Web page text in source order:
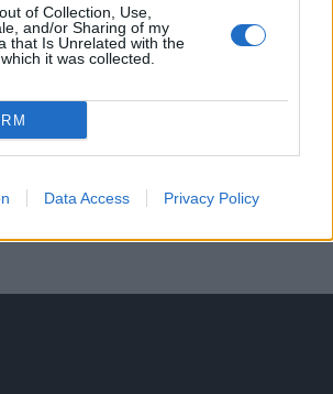
of Collection, Use,
and/or Sharing of my
that Is Unrelated with the
it was collected.
Data Access Privacy Policy